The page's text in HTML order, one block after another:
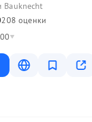
Bauknecht
208 оценки